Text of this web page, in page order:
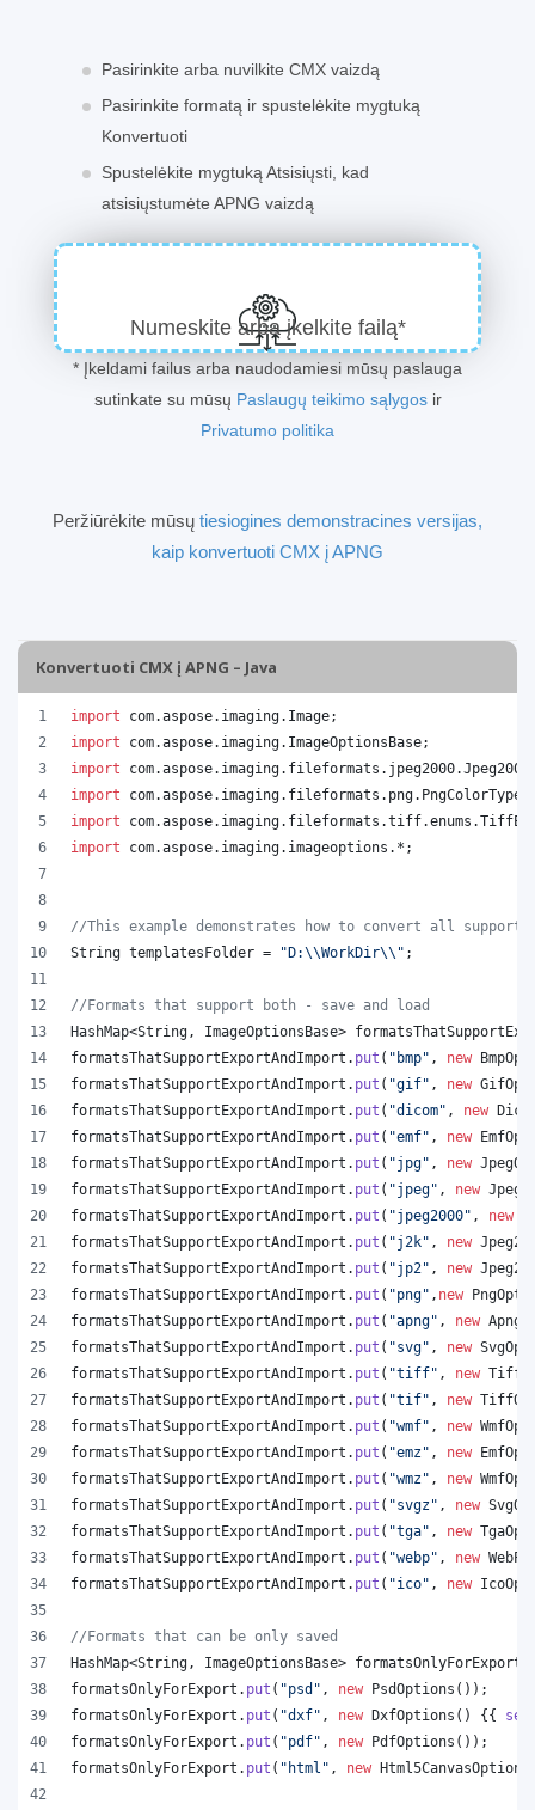
Pasirinkite arba nuvilkite CMX vaizdą
Pasirinkite formatą ir spustelėkite mygtuką
Konvertuoti
Spustelėkite mygtuką Atsisiųsti, kad
atsisiųstumėte APNG vaizdą
Numeskite arba įkelkite failą*
* Įkeldami failus arba naudodamiesi mūsų paslauga
sutinkate su mūsų Paslaugų teikimo sąlygosir
Privatumo politika
Peržiūrėkite mūsų tiesiogines demonstracines versijas,
kaip konvertuoti CMX į APNG
Konvertuoti CMX į APNG – Java
import com.aspose. imaging. Image;
import
com.aspose. imaging. ImageOptionsBase;
import
com.aspose. imaging. fileformats . jpeg2000.
import
com.aspose. imaging. fileformats . png. PngColorType
import
com.aspose. imaging. fileformats .tiff.enums .
import
com.aspose. imaging. imageoptions .*;
//This example demonstrates how to convert all
String templatesFolder = "D:\\WorkDir\\ " ;
//Formats that support both - save and load
HashMap<String , ImageOptionsBase>
formatsThatSupportExportAndImport . put ( "bmp" , new
formatsThatSupportExportAndImport . put ( "gif" , new
formatsThatSupportExportAndImport . put ( "dicom" , new
formatsThatSupportExportAndImport . put ( "emf" , new
formatsThatSupportExportAndImport . put ( "jpg" , new
formatsThatSupportExportAndImport . put ( "jpeg" , new
formatsThatSupportExportAndImport . put ( "jpeg2000" , new
formatsThatSupportExportAndImport . put ( "j2k" , new
formatsThatSupportExportAndImport . put ( "jp2" , new
formatsThatSupportExportAndImport . put ( "png" , new
formatsThatSupportExportAndImport . put ( "apng" , new
formatsThatSupportExportAndImport . put ( "svg" , new
formatsThatSupportExportAndImport . put ( "tiff" , new
formatsThatSupportExportAndImport . put ( "tif" , new
formatsThatSupportExportAndImport . put ( "wmf" , new
formatsThatSupportExportAndImport . put ( "emz" , new
formatsThatSupportExportAndImport . put ( "wmz" , new
formatsThatSupportExportAndImport . put ( "svgz" , new
formatsThatSupportExportAndImport . put ( "tga" , new
formatsThatSupportExportAndImport . put ( "webp" , new
formatsThatSupportExportAndImport . put ( "ico" , new
//Formats that can be only saved
HashMap<String , ImageOptionsBase> formatsOnlyForExport
formatsOnlyForExport . put ( "psd" , new PsdOptions ());
formatsOnlyForExport . put ( "dxf" , new DxfOptions () {{
formatsOnlyForExport . put ( "pdf" , new PdfOptions ());
formatsOnlyForExport . put ( "html" , new Html5CanvasOptions